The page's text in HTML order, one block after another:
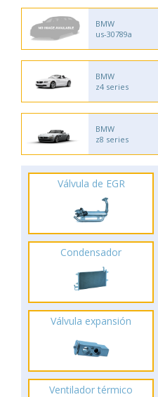
BMW
us-30789a
BMW
z4 series
BMW
z8 series
Válvula de EGR
Condensador
Válvula expansión
Ventilador térmico